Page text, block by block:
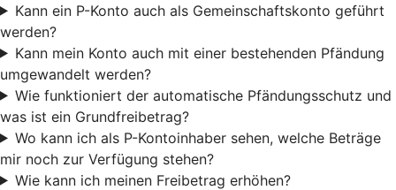
Kann ein P-Konto auch als Gemeinschaftskonto geführt
werden?
Kann mein Konto auch mit einer bestehenden Pfändung
umgewandelt werden?
Wie funktioniert der automatische Pfändungsschutz und
was ist ein Grundfreibetrag?
Wo kann ich als P-Kontoinhaber sehen, welche Beträge
mir noch zur Verfügung stehen?
Wie kann ich meinen Freibetrag erhöhen?